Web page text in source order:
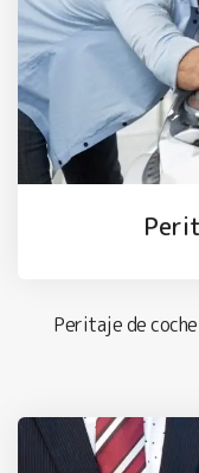
Peritaje de